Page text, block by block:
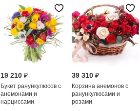
19 210 ₽
Букет ранункулюсов с
анемонами и
нарциссами
39 310 ₽
Корзина анемонов с
ранункулюсами и
розами